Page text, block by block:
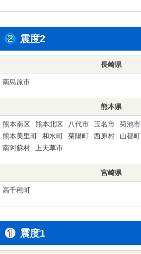
震度2
長崎県
南島原市
熊本県
熊本南区 熊本北区 八代市 玉名市 菊池市
熊本美里町
和水町 菊陽町 西原村 山都町
南阿蘇村
上天草市
宮崎県
高千穂町
震度1